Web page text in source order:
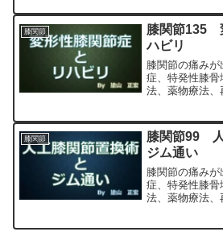
専門医（人工
宏が色々と説明
膝関節
膝関節135
ハビリ
膝関節の痛み
症、特発性膝
法、薬物療法
専門医（人工関
宏が色々と説明
膝関節
膝関節99
ジム通い
膝関節の痛み
症、特発性膝
法、薬物療法